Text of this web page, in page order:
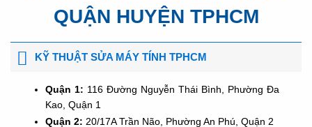
QUẬN HUYỆN TPHCM
KỸ THUẬT SỬA MÁY TÍNH TPHCM
Quận 1: 116 Đường Nguyễn Thái Bình, Phường Đa
Kao, Quận 1
Quận 2: 20/17A Trần Não, Phường An Phú, Quận 2